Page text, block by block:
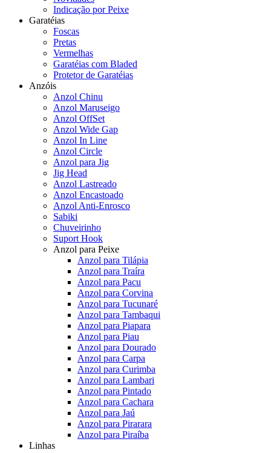
Indicação por Peixe
Garatéias
Foscas
Pretas
Vermelhas
Garatéias com Bladed
Protetor de Garatéias
Anzóis
Anzol Chinu
Anzol Maruseigo
Anzol OffSet
Anzol Wide Gap
Anzol In Line
Anzol Circle
Anzol para Jig
Jig Head
Anzol Lastreado
Anzol Encastoado
Anzol Anti-Enrosco
Sabiki
Chuveirinho
Suport Hook
Anzol para Peixe
Anzol para Tilápia
Anzol para Traíra
Anzol para Pacu
Anzol para Corvina
Anzol para Tucunaré
Anzol para Tambaqui
Anzol para Piapara
Anzol para Piau
Anzol para Dourado
Anzol para Carpa
Anzol para Curimba
Anzol para Lambari
Anzol para Pintado
Anzol para Cachara
Anzol para Jaú
Anzol para Pirarara
Anzol para Piraíba
Linhas